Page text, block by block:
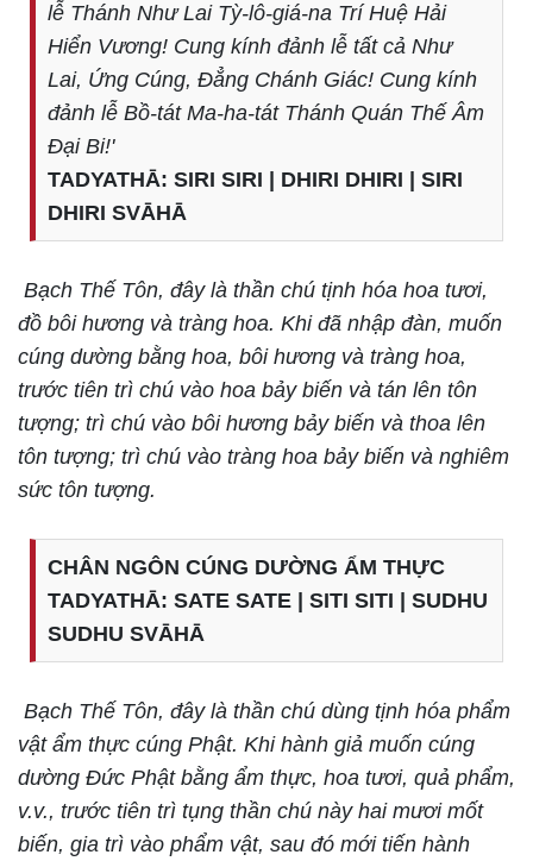
lễ Thánh Như Lai Tỳ-lô-giá-na Trí Huệ Hải
Hiển Vương! Cung kính đảnh lễ tất cả Như
Lai, Ứng Cúng, Đẳng Chánh Giác! Cung kính
đảnh lễ Bồ-tát Ma-ha-tát Thánh Quán Thế Âm
Đại Bi!'
TADYATHĀ: SIRI SIRI | DHIRI DHIRI | SIRI
DHIRI SVĀHĀ
Bạch Thế Tôn, đây là thần chú tịnh hóa hoa tươi,
đồ bôi hương và tràng hoa. Khi đã nhập đàn, muốn
cúng dường bằng hoa, bôi hương và tràng hoa,
trước tiên trì chú vào hoa bảy biến và tán lên tôn
tượng; trì chú vào bôi hương bảy biến và thoa lên
tôn tượng; trì chú vào tràng hoa bảy biến và nghiêm
sức tôn tượng.
CHÂN NGÔN CÚNG DƯỜNG ẨM THỰC
TADYATHĀ: SATE SATE | SITI SITI | SUDHU
SUDHU SVĀHĀ
Bạch Thế Tôn, đây là thần chú dùng tịnh hóa phẩm
vật ẩm thực cúng Phật. Khi hành giả muốn cúng
dường Đức Phật bằng ẩm thực, hoa tươi, quả phẩm,
v.v., trước tiên trì tụng thần chú này hai mươi mốt
biến, gia trì vào phẩm vật, sau đó mới tiến hành